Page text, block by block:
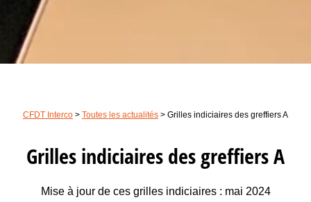
CFDT Interco > Toutes les actualités > Grilles indiciaires des greffiers A
Grilles indiciaires des greffiers A
Mise à jour de ces grilles indiciaires : mai 2024